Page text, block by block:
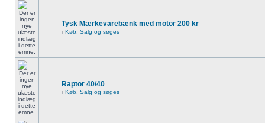
Tysk Mærkevarebænk med motor 200 kr
i Køb, Salg og søges
Raptor 40/40
i Køb, Salg og søges